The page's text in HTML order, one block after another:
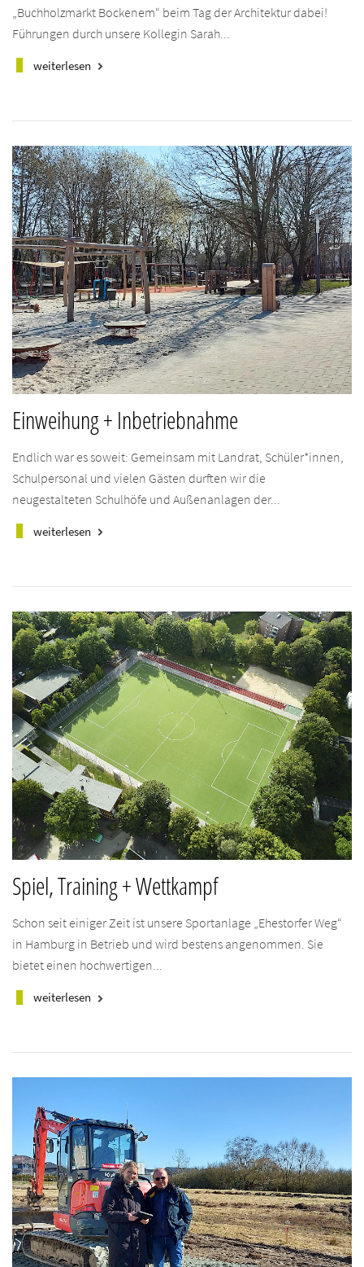
„Buchholzmarkt Bockenem“ beim Tag der Architektur dabei!
Führungen durch unsere Kollegin Sarah...
weiterlesen keyboard_arrow_right
Einweihung + Inbetriebnahme
Endlich war es soweit: Gemeinsam mit Landrat, Schüler*innen,
Schulpersonal und vielen Gästen durften wir die
neugestalteten Schulhöfe und Außenanlagen der...
weiterlesen keyboard_arrow_right
Spiel, Training + Wettkampf
Schon seit einiger Zeit ist unsere Sportanlage „Ehestorfer Weg“
in Hamburg in Betrieb und wird bestens angenommen. Sie
bietet einen hochwertigen...
weiterlesen keyboard_arrow_right